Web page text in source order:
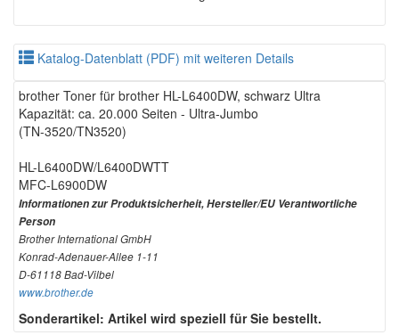
Katalog-Datenblatt (PDF) mit weiteren Details
brother Toner für brother HL-L6400DW, schwarz Ultra
Kapazität: ca. 20.000 Seiten - Ultra-Jumbo
(TN-3520/TN3520)
HL-L6400DW/L6400DWTT
MFC-L6900DW
Informationen zur Produktsicherheit, Hersteller/EU Verantwortliche
Person
Brother International GmbH
Konrad-Adenauer-Allee 1-11
D-61118 Bad-Vilbel
www.brother.de
Sonderartikel: Artikel wird speziell für Sie bestellt.